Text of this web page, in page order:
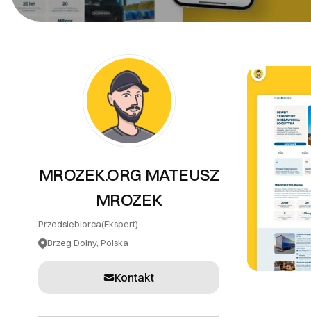
PR
Systemy teleinformatyczne
Tłumaczenia
Inne usługi
MROZEK.ORG MATEUSZ
MROZEK
Przedsiębiorca(Ekspert)
Brzeg Dolny, Polska
Kontakt